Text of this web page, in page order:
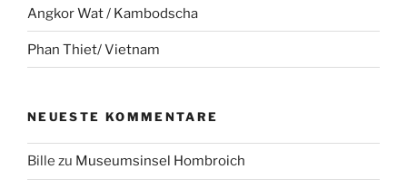
Angkor Wat / Kambodscha
Phan Thiet/ Vietnam
NEUESTE KOMMENTARE
Bille zu Museumsinsel Hombroich